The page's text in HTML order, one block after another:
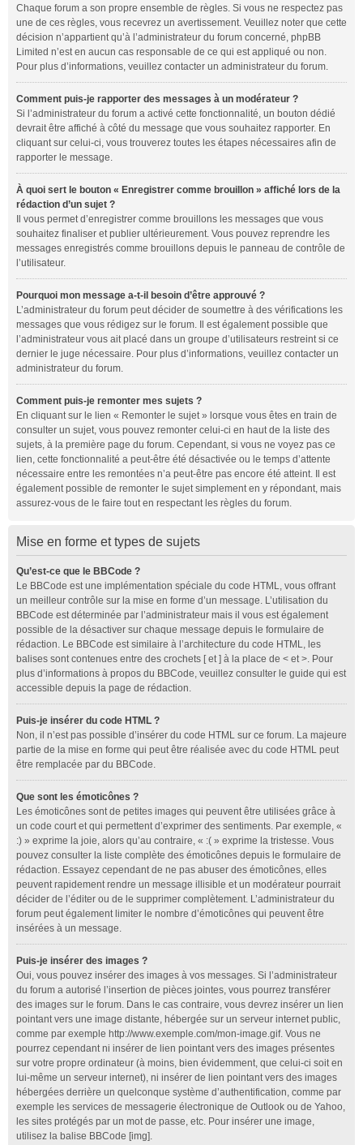
Chaque forum a son propre ensemble de règles. Si vous ne respectez pas
une de ces règles, vous recevrez un avertissement. Veuillez noter que cette
décision n’appartient qu’à l’administrateur du forum concerné, phpBB
Limited n’est en aucun cas responsable de ce qui est appliqué ou non.
Pour plus d’informations, veuillez contacter un administrateur du forum.
Comment puis-je rapporter des messages à un modérateur ?
Si l’administrateur du forum a activé cette fonctionnalité, un bouton dédié
devrait être affiché à côté du message que vous souhaitez rapporter. En
cliquant sur celui-ci, vous trouverez toutes les étapes nécessaires afin de
rapporter le message.
À quoi sert le bouton « Enregistrer comme brouillon » affiché lors de la
rédaction d’un sujet ?
Il vous permet d’enregistrer comme brouillons les messages que vous
souhaitez finaliser et publier ultérieurement. Vous pouvez reprendre les
messages enregistrés comme brouillons depuis le panneau de contrôle de
l’utilisateur.
Pourquoi mon message a-t-il besoin d’être approuvé ?
L’administrateur du forum peut décider de soumettre à des vérifications les
messages que vous rédigez sur le forum. Il est également possible que
l’administrateur vous ait placé dans un groupe d’utilisateurs restreint si ce
dernier le juge nécessaire. Pour plus d’informations, veuillez contacter un
administrateur du forum.
Comment puis-je remonter mes sujets ?
En cliquant sur le lien « Remonter le sujet » lorsque vous êtes en train de
consulter un sujet, vous pouvez remonter celui-ci en haut de la liste des
sujets, à la première page du forum. Cependant, si vous ne voyez pas ce
lien, cette fonctionnalité a peut-être été désactivée ou le temps d’attente
nécessaire entre les remontées n’a peut-être pas encore été atteint. Il est
également possible de remonter le sujet simplement en y répondant, mais
assurez-vous de le faire tout en respectant les règles du forum.
Mise en forme et types de sujets
Qu’est-ce que le BBCode ?
Le BBCode est une implémentation spéciale du code HTML, vous offrant
un meilleur contrôle sur la mise en forme d’un message. L’utilisation du
BBCode est déterminée par l’administrateur mais il vous est également
possible de la désactiver sur chaque message depuis le formulaire de
rédaction. Le BBCode est similaire à l’architecture du code HTML, les
balises sont contenues entre des crochets [ et ] à la place de < et >. Pour
plus d’informations à propos du BBCode, veuillez consulter le guide qui est
accessible depuis la page de rédaction.
Puis-je insérer du code HTML ?
Non, il n’est pas possible d’insérer du code HTML sur ce forum. La majeure
partie de la mise en forme qui peut être réalisée avec du code HTML peut
être remplacée par du BBCode.
Que sont les émoticônes ?
Les émoticônes sont de petites images qui peuvent être utilisées grâce à
un code court et qui permettent d’exprimer des sentiments. Par exemple, «
:) » exprime la joie, alors qu’au contraire, « :( » exprime la tristesse. Vous
pouvez consulter la liste complète des émoticônes depuis le formulaire de
rédaction. Essayez cependant de ne pas abuser des émoticônes, elles
peuvent rapidement rendre un message illisible et un modérateur pourrait
décider de l’éditer ou de le supprimer complètement. L’administrateur du
forum peut également limiter le nombre d’émoticônes qui peuvent être
insérées à un message.
Puis-je insérer des images ?
Oui, vous pouvez insérer des images à vos messages. Si l’administrateur
du forum a autorisé l’insertion de pièces jointes, vous pourrez transférer
des images sur le forum. Dans le cas contraire, vous devrez insérer un lien
pointant vers une image distante, hébergée sur un serveur internet public,
comme par exemple http://www.exemple.com/mon-image.gif. Vous ne
pourrez cependant ni insérer de lien pointant vers des images présentes
sur votre propre ordinateur (à moins, bien évidemment, que celui-ci soit en
lui-même un serveur internet), ni insérer de lien pointant vers des images
hébergées derrière un quelconque système d’authentification, comme par
exemple les services de messagerie électronique de Outlook ou de Yahoo,
les sites protégés par un mot de passe, etc. Pour insérer une image,
utilisez la balise BBCode [img].